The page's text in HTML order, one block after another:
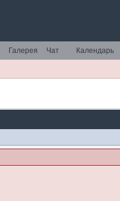
Календарь
Чат
Галерея